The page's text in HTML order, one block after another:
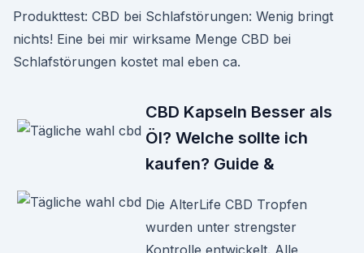
Produkttest: CBD bei Schlafstörungen: Wenig bringt
nichts! Eine bei mir wirksame Menge CBD bei
Schlafstörungen kostet mal eben ca.
CBD Kapseln Besser als
Öl? Welche sollte ich
kaufen? Guide &
Die AlterLife CBD Tropfen
wurden unter strengster
Kontrolle entwickelt. Alle